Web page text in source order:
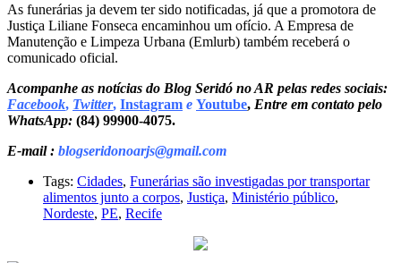
As funerárias ja devem ter sido notificadas, já que a promotora de
Justiça Liliane Fonseca encaminhou um ofício. A Empresa de
Manutenção e Limpeza Urbana (Emlurb) também receberá o
comunicado oficial.
Acompanhe as notícias do Blog Seridó no AR pelas redes sociais:
Facebook, Twitter, Instagram e Youtube, Entre em contato pelo
WhatsApp: (84) 99900-4075.
E-mail : blogseridonoarjs@gmail.com
Tags: Cidades, Funerárias são investigadas por transportar
alimentos junto a corpos, Justiça, Ministério público,
Nordeste, PE, Recife